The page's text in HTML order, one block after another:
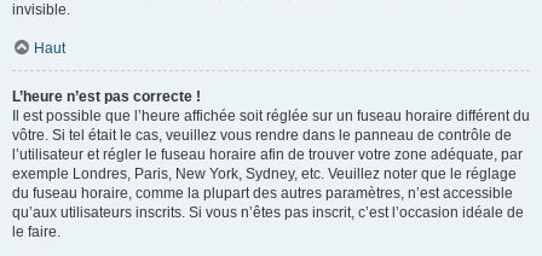
invisible.
Haut
L’heure n’est pas correcte !
Il est possible que l’heure affichée soit réglée sur un fuseau horaire différent du
vôtre. Si tel était le cas, veuillez vous rendre dans le panneau de contrôle de
l’utilisateur et régler le fuseau horaire afin de trouver votre zone adéquate, par
exemple Londres, Paris, New York, Sydney, etc. Veuillez noter que le réglage
du fuseau horaire, comme la plupart des autres paramètres, n’est accessible
qu’aux utilisateurs inscrits. Si vous n’êtes pas inscrit, c’est l’occasion idéale de
le faire.